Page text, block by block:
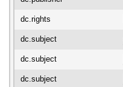
dc.rights
dc.subject
dc.subject
dc.subject